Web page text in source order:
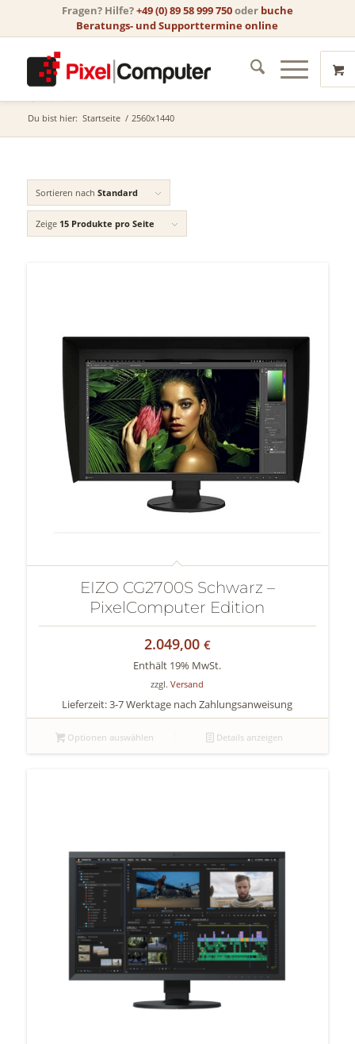
Fragen? Hilfe?+49 (0) 89 58 999 750oder buche
Beratungs- und Supporttermine online
Store
Du bist hier: Startseite / 2560x1440
Sortieren nach Standard
Zeige 15 Produkte pro Seite
EIZO CG2700S Schwarz –
PixelComputer Edition
2.049,00 €
Enthält 19% MwSt.
zzgl.Versand
Lieferzeit: 3-7 Werktage nach Zahlungsanweisung
Optionen auswählen Details anzeigen